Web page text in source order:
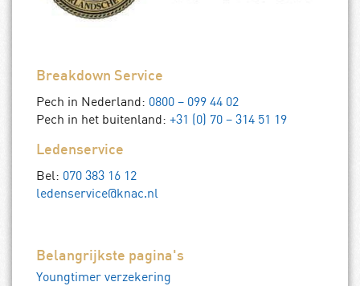
Breakdown Service
Pech in Nederland: 0800 – 099 44 02
Pech in het buitenland: +31 (0) 70 – 314 51 19
Ledenservice
Bel: 070 383 16 12
ledenservice@knac.nl
Belangrijkste pagina's
Youngtimer verzekering